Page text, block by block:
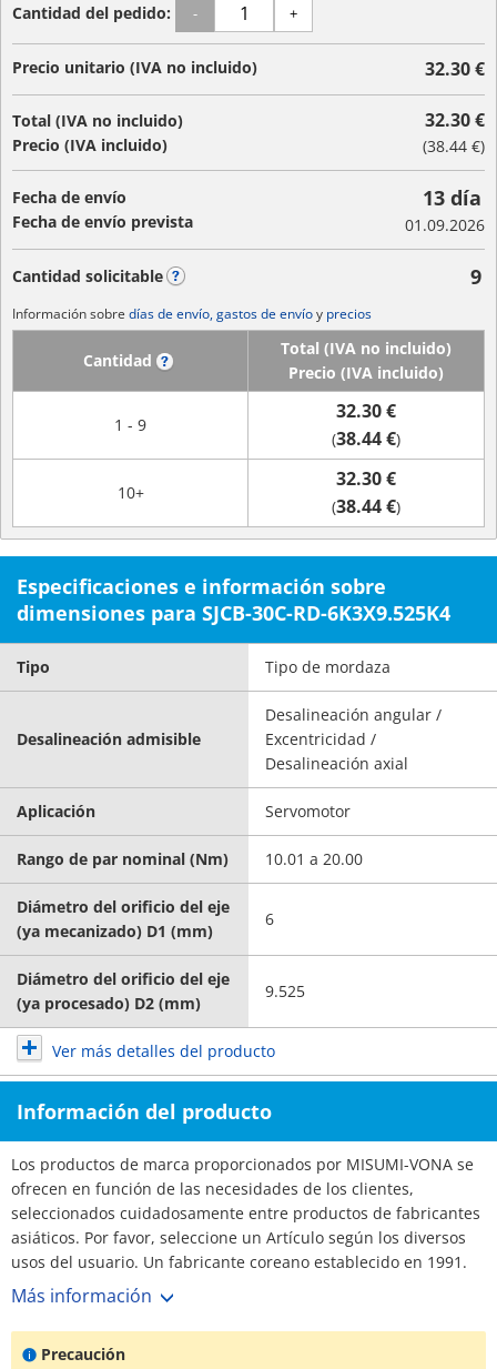
Cantidad del pedido: - +
Precio unitario (IVA no incluido) 32.30 €
Total (IVA no incluido)
Precio (IVA incluido)
32.30 €
(38.44 €)
Fecha de envío
Fecha de envío prevista
13 día
01.09.2026
Cantidad solicitable 9
Información sobre días de envío, gastos de envíoy precios
Cantidad
Total (IVA no incluido)
Precio (IVA incluido)
1 - 9
32.30 €
(38.44 €)
10+
32.30 €
(38.44 €)
Especificaciones e información sobre
dimensiones para SJCB-30C-RD-6K3X9.525K4
Tipo Tipo de mordaza
Desalineación admisible
Desalineación angular /
Excentricidad /
Desalineación axial
Aplicación Servomotor
Rango de par nominal (Nm) 10.01 a 20.00
Diámetro del orificio del eje
(ya mecanizado) D1 (mm)
6
Diámetro del orificio del eje
(ya procesado) D2 (mm)
9.525
Ver más detalles del producto
Información del producto
Los productos de marca proporcionados por MISUMI-VONA se
ofrecen en función de las necesidades de los clientes,
seleccionados cuidadosamente entre productos de fabricantes
asiáticos. Por favor, seleccione un Artículo según los diversos
usos del usuario. Un fabricante coreano establecido en 1991.
La cuota de mercado de acoplamientos en Corea es del 70%,
plazos de entrega cortos.
Más información
Precaución